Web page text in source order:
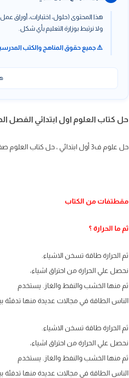
هذا المحتوى (حلول، اختبارات، أوراق
ولا نرتبط بوزارة التعليم بأي شكل.
⚠️ جميع حقوق المناهج والكتب
حل كتاب العلوم اول ابتدائي الفصل
حل علوم ف3 أول ابتدائي ، حل كتاب العلوم صف أول ابتدائي وحدة الطقس ، وحدة الحركة والطاقة الفصل الثالث
مقطتفات من الكتاب
ثم ما الحرارة ؟
ثم الحرارة طاقة تسخن الاشياء.
نحصل علي الحرارة من احتراق اشياء،
ثم منها الخشب والنفط والغاز. يستخدم
الناس الطاقة في مجالات عديدة منها تدفئة
ثم الحرارة طاقة تسخن الاشياء.
نحصل علي الحرارة من احتراق اشياء،
ثم منها الخشب والنفط والغاز. يستخدم
الناس الطاقة في مجالات عديدة منها تدفئة